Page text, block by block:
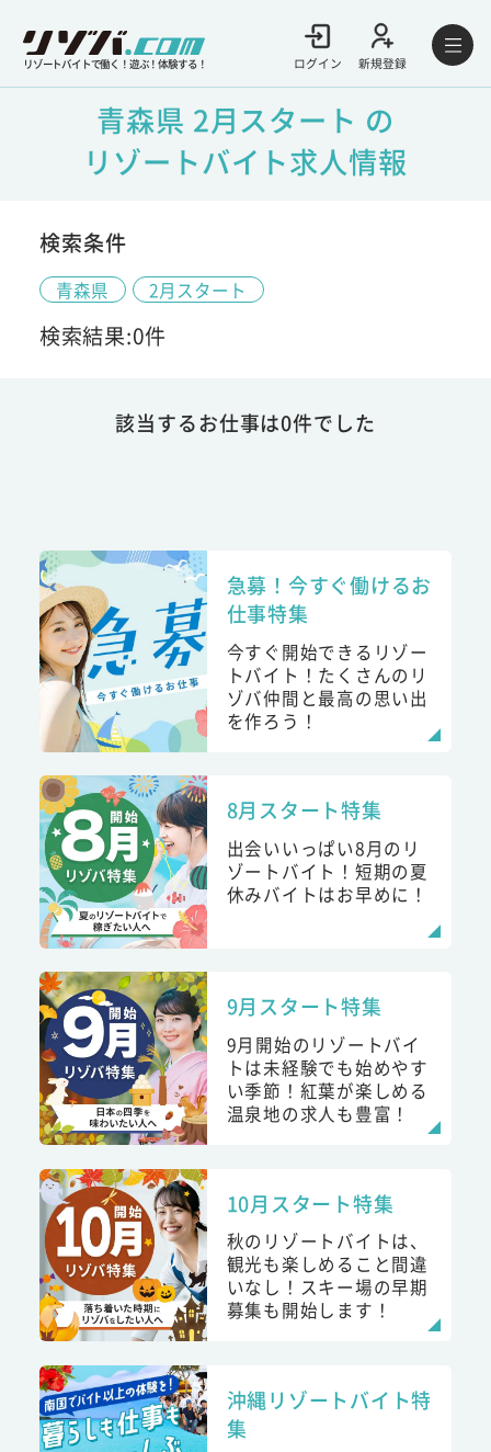
リゾートバイトで働く！遊ぶ！体験する！ ログイン 新規登録
青森県 2月スタート の
リゾートバイト求人情報
検索条件
青森県 2月スタート
検索結果:0件
該当するお仕事は0件でした
急募！今すぐ働けるお
仕事特集
今すぐ開始できるリゾー
トバイト！たくさんのリ
ゾバ仲間と最高の思い出
を作ろう！
8月スタート特集
出会いいっぱい8月のリ
ゾートバイト！短期の夏
休みバイトはお早めに！
9月スタート特集
9月開始のリゾートバイ
トは未経験でも始めやす
い季節！紅葉が楽しめる
温泉地の求人も豊富！
10月スタート特集
秋のリゾートバイトは、
観光も楽しめること間違
いなし！スキー場の早期
募集も開始します！
沖縄リゾートバイト特
集